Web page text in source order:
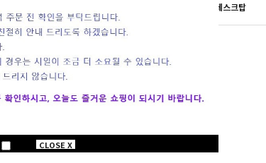
데스크탑
CLOSE X